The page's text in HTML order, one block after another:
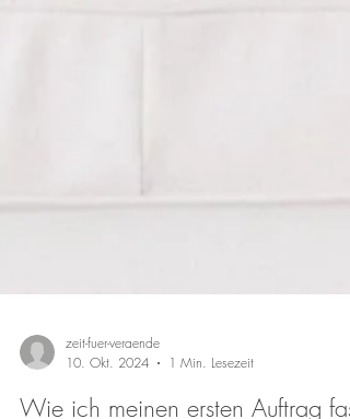
zeit-fuer-veraende